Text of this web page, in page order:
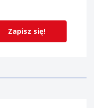
Zapisz się!